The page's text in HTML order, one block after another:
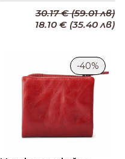
Добави в кошницата
30.17 € (59.01 лв)
18.10 € (35.40 лв)
-40%